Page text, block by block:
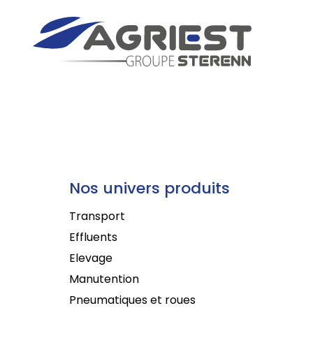
Nos univers produits
Transport
Effluents
Elevage
Manutention
Pneumatiques et roues